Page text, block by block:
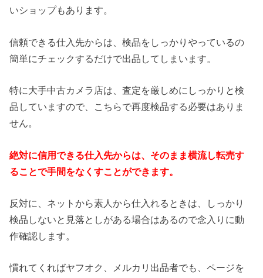
いショップもあります。
信頼できる仕入先からは、検品をしっかりやっているの
簡単にチェックするだけで出品してしまいます。
特に大手中古カメラ店は、査定を厳しめにしっかりと検
品していますので、こちらで再度検品する必要はありま
せん。
絶対に信用できる仕入先からは、そのまま横流し転売す
ることで手間をなくすことができます。
反対に、ネットから素人から仕入れるときは、しっかり
検品しないと見落としがある場合はあるので念入りに動
作確認します。
慣れてくればヤフオク、メルカリ出品者でも、ページを